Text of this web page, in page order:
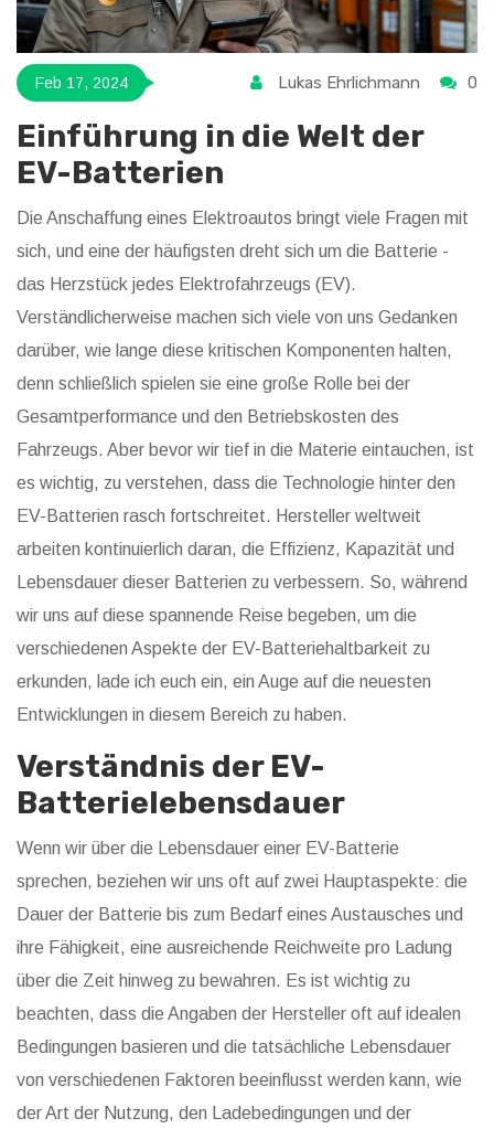
Feb 17, 2024 Lukas Ehrlichmann 0
Einführung in die Welt der
EV-Batterien
Die Anschaffung eines Elektroautos bringt viele Fragen mit
sich, und eine der häufigsten dreht sich um die Batterie -
das Herzstück jedes Elektrofahrzeugs (EV).
Verständlicherweise machen sich viele von uns Gedanken
darüber, wie lange diese kritischen Komponenten halten,
denn schließlich spielen sie eine große Rolle bei der
Gesamtperformance und den Betriebskosten des
Fahrzeugs. Aber bevor wir tief in die Materie eintauchen, ist
es wichtig, zu verstehen, dass die Technologie hinter den
EV-Batterien rasch fortschreitet. Hersteller weltweit
arbeiten kontinuierlich daran, die Effizienz, Kapazität und
Lebensdauer dieser Batterien zu verbessern. So, während
wir uns auf diese spannende Reise begeben, um die
verschiedenen Aspekte der EV-Batteriehaltbarkeit zu
erkunden, lade ich euch ein, ein Auge auf die neuesten
Entwicklungen in diesem Bereich zu haben.
Verständnis der EV-
Batterielebensdauer
Wenn wir über die Lebensdauer einer EV-Batterie
sprechen, beziehen wir uns oft auf zwei Hauptaspekte: die
Dauer der Batterie bis zum Bedarf eines Austausches und
ihre Fähigkeit, eine ausreichende Reichweite pro Ladung
über die Zeit hinweg zu bewahren. Es ist wichtig zu
beachten, dass die Angaben der Hersteller oft auf idealen
Bedingungen basieren und die tatsächliche Lebensdauer
von verschiedenen Faktoren beeinflusst werden kann, wie
der Art der Nutzung, den Ladebedingungen und der